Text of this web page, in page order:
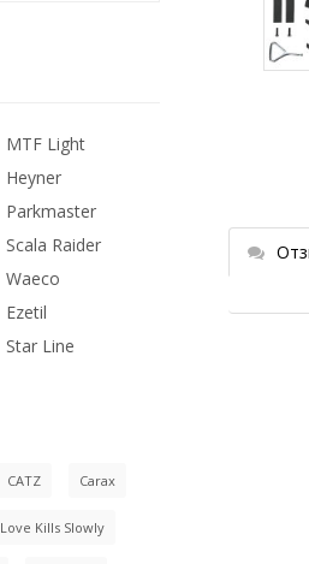
MTF Light
Heyner
Parkmaster
Scala Raider
Waeco
Ezetil
Star Line
CATZ Carax
Love Kills Slowly